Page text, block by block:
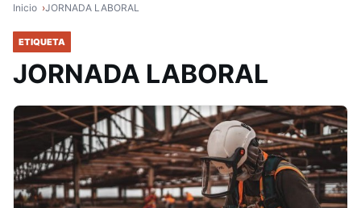
Inicio JORNADA LABORAL
ETIQUETA
JORNADA LABORAL